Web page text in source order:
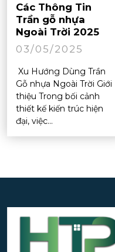
Các Thông Tin
Trần gỗ nhựa
Ngoài Trời 2025
03/05/2025
Xu Hướng Dùng Trần
Gỗ nhựa Ngoài Trời Giới
thiệu Trong bối cảnh
thiết kế kiến trúc hiện
đại, việc...